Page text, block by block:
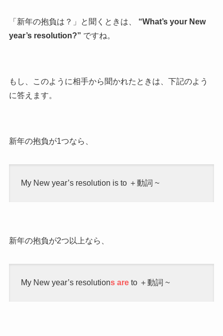
「新年の抱負は？」と聞くときは、 “What’s your New
year’s resolution?” ですね。
もし、このように相手から聞かれたときは、下記のよう
に答えます。
新年の抱負が1つなら、
My New year’s resolution is to ＋動詞 ~
新年の抱負が2つ以上なら、
My New year’s resolutions areto＋動詞 ~